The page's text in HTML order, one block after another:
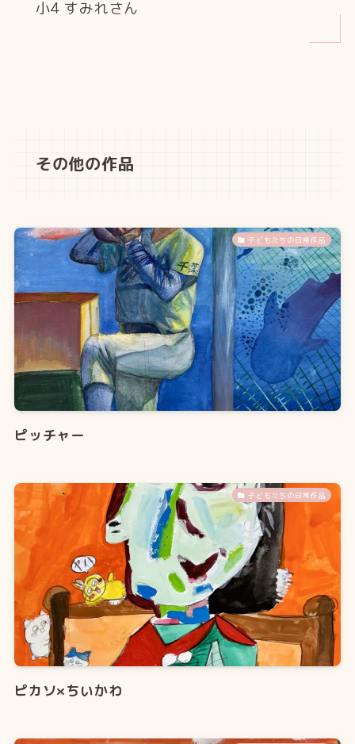
小4 すみれさん
その他の作品
子どもたちの日常作品
ピッチャー
子どもたちの日常作品
ピカソ×ちいかわ